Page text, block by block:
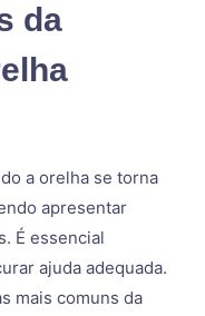
da
a orelha se torna
apresentar
É essencial
ajuda adequada.
mais comuns da